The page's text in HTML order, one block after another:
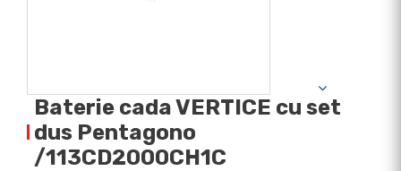
Baterie cada VERTICE cu set
dus Pentagono
/113CD2000CH1C